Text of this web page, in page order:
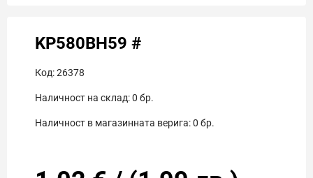
KP580ВН59 #
Код:26378
Наличност на склад:0 бр.
Наличност в магазинната верига:0 бр.